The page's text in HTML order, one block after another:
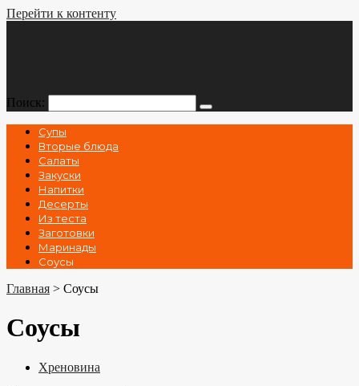
Перейти к контенту
Поиск:
Супы
Вторые блюда
Салаты
Закуски
Напитки
Десерты
Из теста
Заготовки
Маринады
Соусы
Главная > Соусы
Соусы
Хреновина